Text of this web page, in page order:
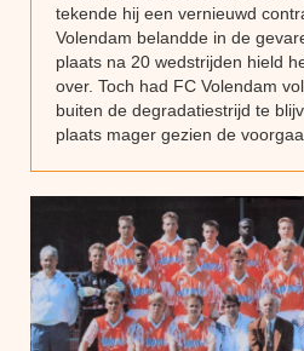
tekende hij een vernieuwd
Volendam belandde in de
plaats na 20 wedstrijden hield
over. Toch had FC Volendam
buiten de degradatiestrijd te
plaats mager gezien de